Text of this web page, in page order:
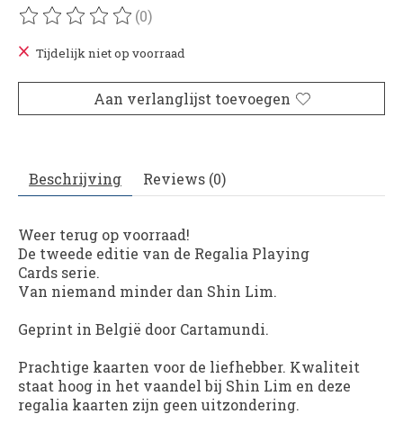
De beoordeling van dit product is
(0)
Tijdelijk niet op voorraad
Aan verlanglijst toevoegen
Beschrijving Reviews (0)
Weer terug op voorraad!
De tweede editie van de Regalia Playing
Cards serie.
Van niemand minder dan Shin Lim.
Geprint in België door Cartamundi.
Prachtige kaarten voor de liefhebber. Kwaliteit
staat hoog in het vaandel bij Shin Lim en deze
regalia kaarten zijn geen uitzondering.